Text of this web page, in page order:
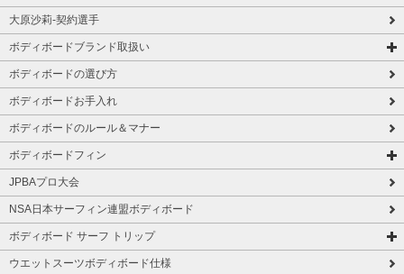
大原沙莉-契約選手
ボディボードブランド取扱い
ボディボードの選び方
ボディボードお手入れ
ボディボードのルール＆マナー
ボディボードフィン
JPBAプロ大会
NSA日本サーフィン連盟ボディボード
ボディボード サーフ トリップ
ウエットスーツボディボード仕様